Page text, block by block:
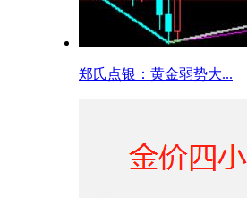
郑氏点银：黄金弱势大...